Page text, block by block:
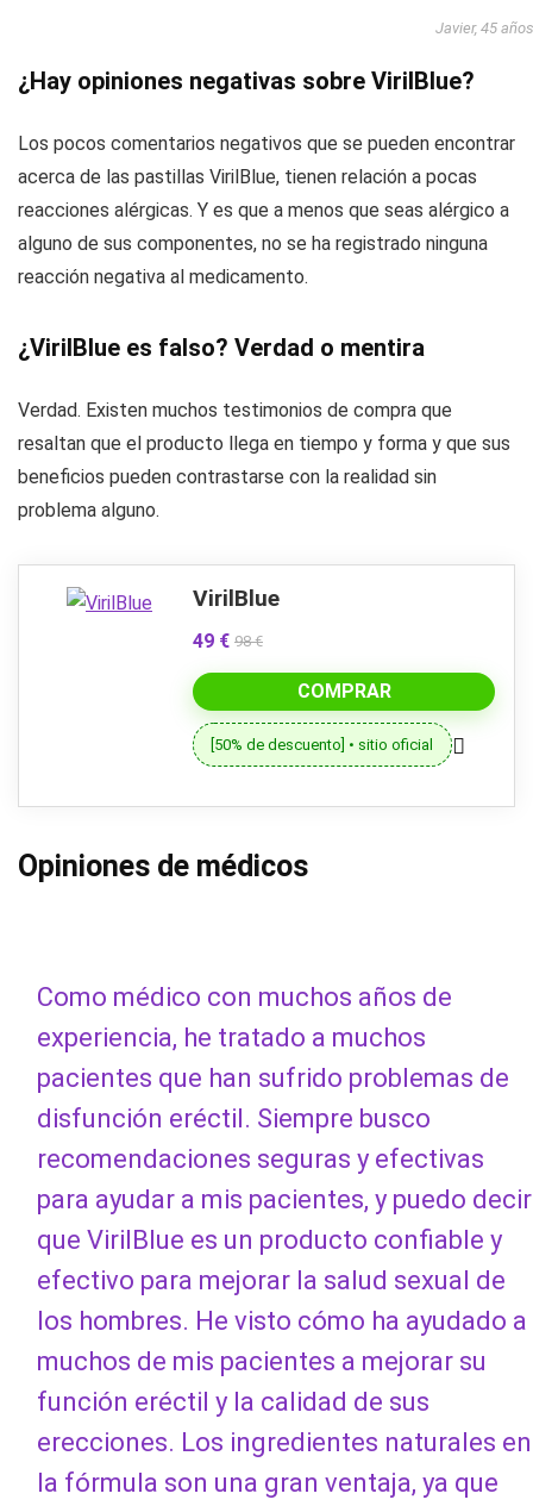
Javier, 45 años
¿Hay opiniones negativas sobre VirilBlue?
Los pocos comentarios negativos que se pueden encontrar
acerca de las pastillas VirilBlue, tienen relación a pocas
reacciones alérgicas. Y es que a menos que seas alérgico a
alguno de sus componentes, no se ha registrado ninguna
reacción negativa al medicamento.
¿VirilBlue es falso? Verdad o mentira
Verdad. Existen muchos testimonios de compra que
resaltan que el producto llega en tiempo y forma y que sus
beneficios pueden contrastarse con la realidad sin
problema alguno.
VirilBlue
49 € 98 €
COMPRAR
[50% de descuento] • sitio oficial
Opiniones de médicos
Como médico con muchos años de
experiencia, he tratado a muchos
pacientes que han sufrido problemas de
disfunción eréctil. Siempre busco
recomendaciones seguras y efectivas
para ayudar a mis pacientes, y puedo decir
que VirilBlue es un producto confiable y
efectivo para mejorar la salud sexual de
los hombres. He visto cómo ha ayudado a
muchos de mis pacientes a mejorar su
función eréctil y la calidad de sus
erecciones. Los ingredientes naturales en
la fórmula son una gran ventaja, ya que